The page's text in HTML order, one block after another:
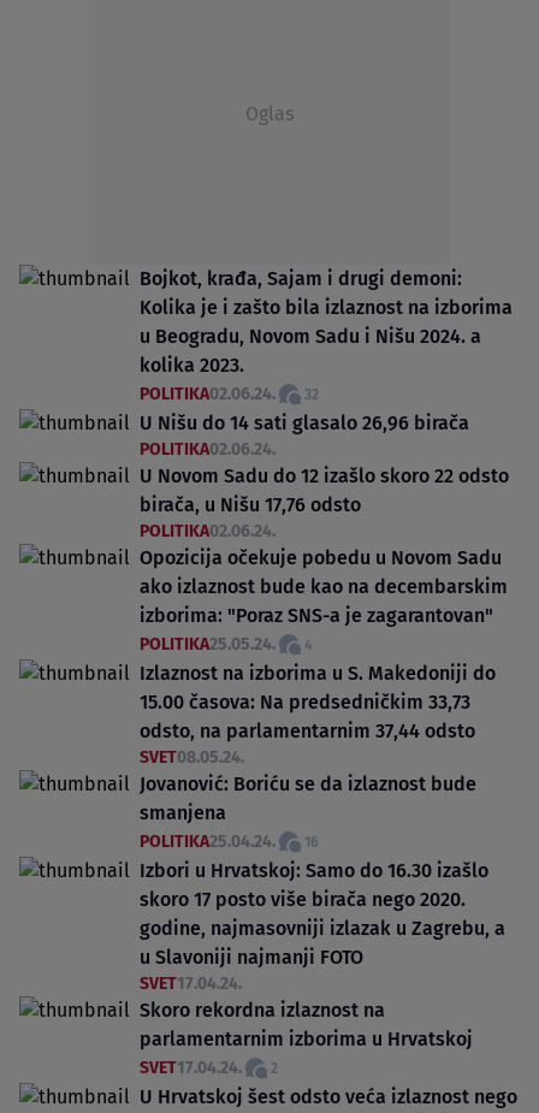
Oglas
Bojkot, krađa, Sajam i drugi demoni:
Kolika je i zašto bila izlaznost na izborima
u Beogradu, Novom Sadu i Nišu 2024. a
kolika 2023.
POLITIKA02.06.24. 32
U Nišu do 14 sati glasalo 26,96 birača
POLITIKA02.06.24.
U Novom Sadu do 12 izašlo skoro 22 odsto
birača, u Nišu 17,76 odsto
POLITIKA02.06.24.
Opozicija očekuje pobedu u Novom Sadu
ako izlaznost bude kao na decembarskim
izborima: "Poraz SNS-a je zagarantovan"
POLITIKA25.05.24. 4
Izlaznost na izborima u S. Makedoniji do
15.00 časova: Na predsedničkim 33,73
odsto, na parlamentarnim 37,44 odsto
SVET08.05.24.
Jovanović: Boriću se da izlaznost bude
smanjena
POLITIKA25.04.24. 16
Izbori u Hrvatskoj: Samo do 16.30 izašlo
skoro 17 posto više birača nego 2020.
godine, najmasovniji izlazak u Zagrebu, a
u Slavoniji najmanji FOTO
SVET17.04.24.
Skoro rekordna izlaznost na
parlamentarnim izborima u Hrvatskoj
SVET17.04.24. 2
U Hrvatskoj šest odsto veća izlaznost nego